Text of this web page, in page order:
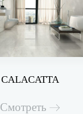
CALACATTA
Смотреть